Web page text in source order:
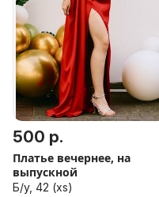
500 р.
Платье вечернее, на
выпускной
Б/у, 42 (xs)